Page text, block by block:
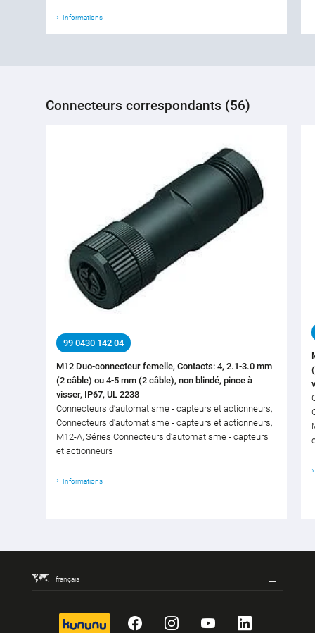
Informations
Connecteurs correspondants (56)
99 0430 142 04
M12 Duo-connecteur femelle, Contacts: 4, 2.1-3.0 mm
(2 câble) ou 4-5 mm (2 câble), non blindé, pince à
visser, IP67, UL 2238
Connecteurs d‘automatisme - capteurs et actionneurs,
Connecteurs d‘automatisme - capteurs et actionneurs,
M12-A, Séries Connecteurs d‘automatisme - capteurs
et actionneurs
Informations
français
kununu FacebookInstagram
YouTubeLinkedIn